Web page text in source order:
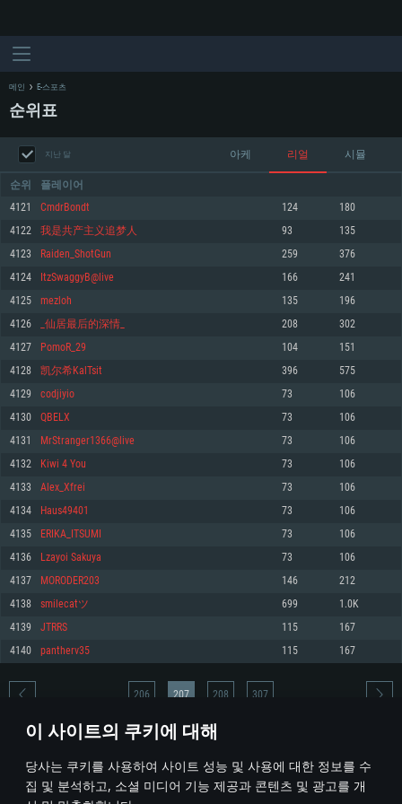
이 사이트의 쿠키에 대해
당사는 쿠키를 사용하여 사이트 성능 및 사용에 대한 정보를 수
집 및 분석하고, 소셜 미디어 기능 제공과 콘텐츠 및 광고를 개
PC
최소사양
운영체제: Windows 10 (64 bit)
프로세서: 2.2 GHz 듀얼코어 이상
메모리: 4GB
그래픽 카드: DirectX 11 이상을 지원하는 AMD Radeon 77XX / NVIDIA
GeForce GT 660. 최소 사양 해상도: 720p
네트워크: 브로드밴드 인터넷
여유 저장 공간: 22.1 GB (최소 클라이언트)
권장 사양
570 혹은 그 이상
여유 저장 공간: 62.2 GB (전체 클라이언트)
최소사양
운영체제: Mac OS Big Sur 11.0
프로세서: 최소 2.2 GHz의 Core i5 (Intel Xeon 은 지원하지 않습니다)
메모리: 6 GB
그래픽 카드: Metal 을 지원하는 Intel Iris Pro 5200 (Mac), 혹은 이와 비슷한 성
능을 가지는 Mac 버전의 AMD/Nvidia. 최소 해상도: 720p
네트워크: 브로드밴드 인터넷
여유 저장 공간: 22.1 GB (최소 클라이언트)
권장 사양
네트워크: 브로드밴드 인터넷
여유 저장 공간: 62.2 GB (전체 클라이언트)
최소사양
운영체제: 64bit Linux 중 최신 버전
프로세서: 2.4 GHz 듀얼코어
메모리: 4 GB
그래픽 카드: Vulkan 을 지원하고, 최신 그래픽 드라이버를 지원하는 NVIDIA
660 (6개월 미만) 혹은 그와 동급의 성능을 가지며 최신 그래픽 드라이버를 지
원하는 AMD (6개월 미만; 최소사양 지원 해상도 720p)
네트워크: 브로드밴드 인터넷
여유 저장 공간: 22.1 GB (최소 클라이언트)
권장 사양
운영체제: Ubuntu 20.04 64bit
프로세서: Intel Core i7
메모리: 16 GB
그래픽 카드: Vulkan 을 지원하고, 최신 그래픽 드라이버를 지원하는 NVIDIA
1060 (6개월 미만) 혹은 그와 동급의 성능을 가지며 최신 그래픽 드라이버를
지원하는 AMD RX 570 (6개월 미만; 최소사양 지원 해상도 720p) 이상
여유 저장 공간: 62.2 GB (전체 클라이언트)
메인 E-스포츠
순위표
지난 달 아케 리얼 시뮬
순위 플레이어
4121 CmdrBondt 124 180
4122 我是共产主义追梦人 93 135
4123 Raiden_ShotGun 259 376
4124 ItzSwaggyB@live 166 241
4125 mezloh 135 196
4126 _仙居最后的深情_ 208 302
4127 PomoR_29 104 151
4128 凯尔希KalTsit 396 575
4129 codjiyio 73 106
4130 QBELX 73 106
4131 MrStranger1366@live 73 106
4132 Kiwi 4 You 73 106
4133 Alex_Xfrei 73 106
4134 Haus49401 73 106
4135 ERIKA_ITSUMI 73 106
4136 Lzayoi Sakuya 73 106
4137 MORODER203 146 212
4138 smilecatツ 699 1.0K
4139 JTRRS 115 167
4140 pantherv35 115 167
* 순위표는 매일 1회 갱신됩니다
206 207 208 307